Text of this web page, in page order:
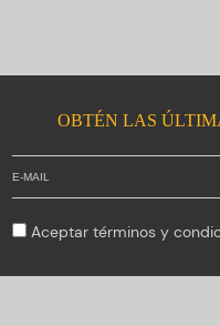
OBTÉN LAS
Aceptartérminos y